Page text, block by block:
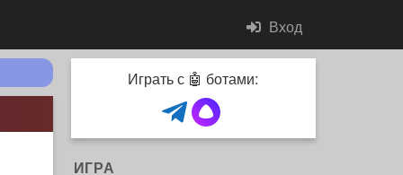
Вход
Играть с 🤖 ботами:
ИГРА